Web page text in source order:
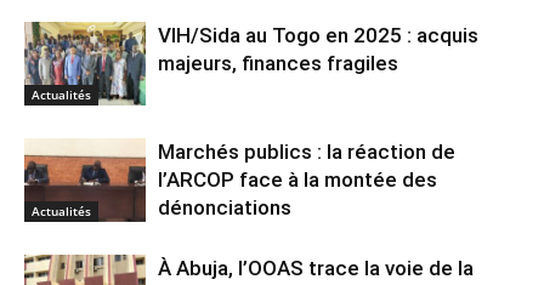
Actualités
VIH/Sida au Togo en 2025 : acquis
majeurs, finances fragiles
Actualités
Marchés publics : la réaction de
l’ARCOP face à la montée des
dénonciations
À Abuja, l’OOAS trace la voie de la